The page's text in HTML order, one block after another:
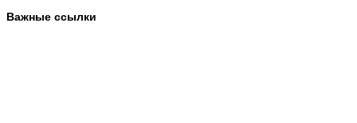
Важные ссылки